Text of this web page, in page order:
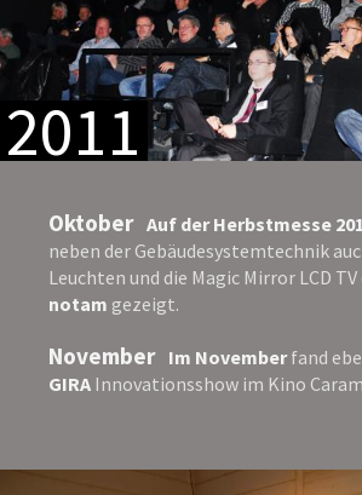
2011
Oktober Auf der Herbstmesse
neben der Gebäudesystemtechnik
Leuchten und die Magic Mirror LCD
notam gezeigt.
November Im Novemberfand
GIRA Innovationsshow im Kino